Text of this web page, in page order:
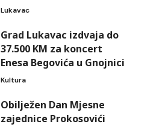
Lukavac
Grad Lukavac izdvaja do
37.500 KM za koncert
Enesa Begovića u Gnojnici
Kultura
Obilježen Dan Mjesne
zajednice Prokosovići